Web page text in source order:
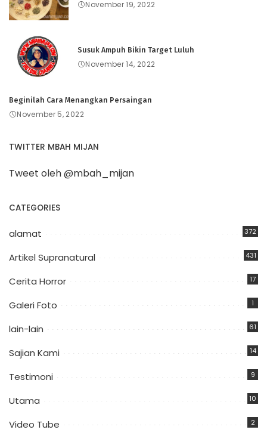
November 19, 2022
Susuk Ampuh Bikin Target Luluh
November 14, 2022
Beginilah Cara Menangkan Persaingan
November 5, 2022
TWITTER MBAH MIJAN
Tweet oleh @mbah_mijan
CATEGORIES
alamat 372
Artikel Supranatural 431
Cerita Horror 17
Galeri Foto 1
lain-lain 61
Sajian Kami 14
Testimoni 9
Utama 10
Video Tube 2